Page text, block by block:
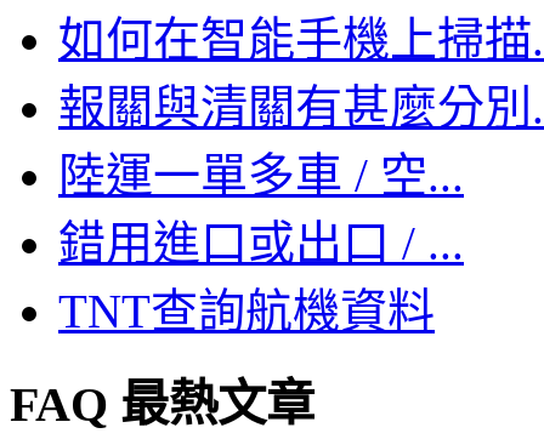
如何在智能手機上掃描
報關與清關有甚麼分別
陸運一單多車 / 空...
錯用進口或出口 / ...
TNT查詢航機資料
FAQ 最熱文章